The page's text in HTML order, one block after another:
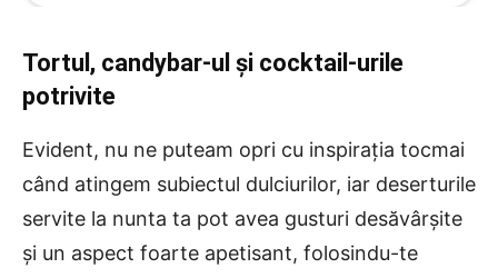
Tortul, candybar-ul și cocktail-urile
potrivite
Evident, nu ne puteam opri cu inspirația tocmai
când atingem subiectul dulciurilor, iar deserturile
servite la nunta ta pot avea gusturi desăvârșite
și un aspect foarte apetisant, folosindu-te